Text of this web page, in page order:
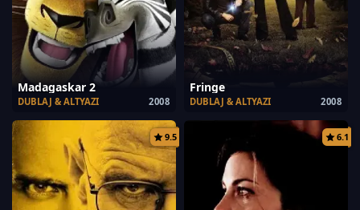
Madagaskar 2
2008
DUBLAJ & ALTYAZI
Fringe
2008
DUBLAJ & ALTYAZI
9.5 6.1